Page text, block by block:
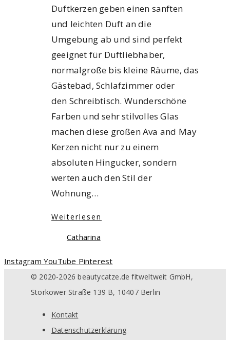
Duftkerzen geben einen sanften
und leichten Duft an die
Umgebung ab und sind perfekt
geeignet für Duftliebhaber,
normalgroße bis kleine Räume, das
Gästebad, Schlafzimmer oder
den Schreibtisch. Wunderschöne
Farben und sehr stilvolles Glas
machen diese großen Ava and May
Kerzen nicht nur zu einem
absoluten Hingucker, sondern
werten auch den Stil der
Wohnung…
Weiterlesen
Catharina
Instagram YouTube Pinterest
© 2020-2026 beautycatze.de fitweltweit GmbH,
Storkower Straße 139 B, 10407 Berlin
Kontakt
Datenschutzerklärung